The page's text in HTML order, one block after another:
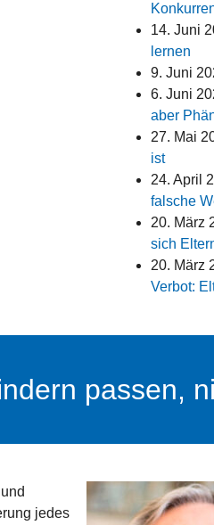
14. Juni
lernen
9. Juni
6. Juni
aber
27. Mai
ist
24. April
falsche
20. März
sich
20. März
Verbot:
passen,
jedes